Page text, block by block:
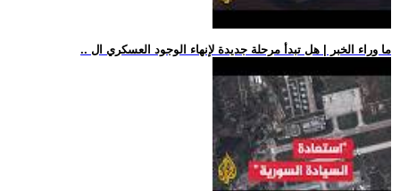
.. ما وراء الخبر | هل تبدأ مرحلة جديدة لإنهاء الوجود العسكري ال